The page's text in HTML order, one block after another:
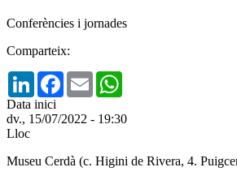
Conferències i jornades
Comparteix:
LinkedInFacebook
Email
Data inici
dv., 15/07/2022 - 19:30
Lloc
Museu Cerdà (c. Higini de Rivera, 4.